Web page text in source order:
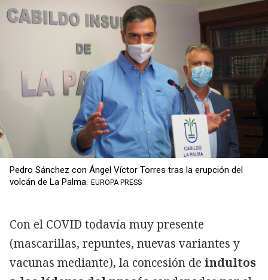
Pedro Sánchez con Ángel Víctor Torres tras la erupción del
volcán de La Palma. EUROPA PRESS
Con el COVID todavía muy presente
(mascarillas, repuntes, nuevas variantes y
vacunas mediante), la concesión de indultos